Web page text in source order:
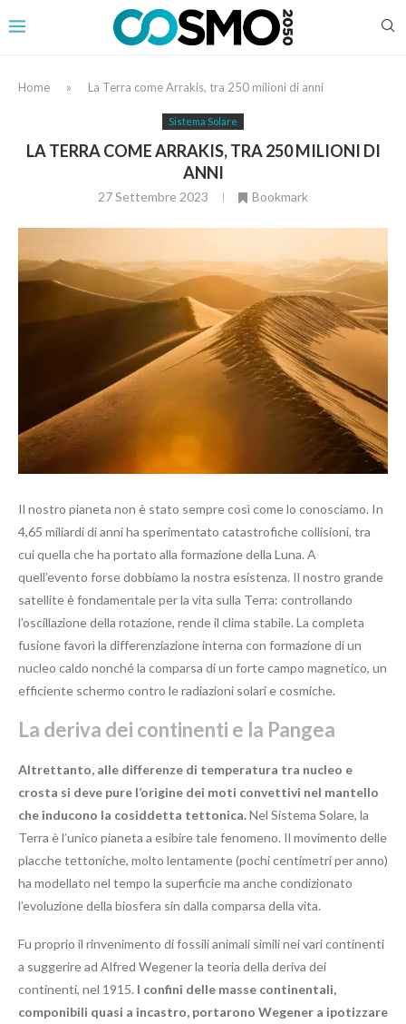
Home » La Terra come Arrakis, tra 250 milioni di anni
Sistema Solare
LA TERRA COME ARRAKIS, TRA 250 MILIONI DI
ANNI
27 Settembre 2023 Bookmark
Il nostro pianeta non è stato sempre così come lo conosciamo. In
4,65 miliardi di anni ha sperimentato catastrofiche collisioni, tra
cui quella che ha portato alla formazione della Luna. A
quell’evento forse dobbiamo la nostra esistenza. Il nostro grande
satellite è fondamentale per la vita sulla Terra: controllando
l’oscillazione della rotazione, rende il clima stabile. La completa
fusione favorì la differenziazione interna con formazione di un
nucleo caldo nonché la comparsa di un forte campo magnetico, un
efficiente schermo contro le radiazioni solari e cosmiche.
La deriva dei continenti e la Pangea
Altrettanto, alle differenze di temperatura tra nucleo e
crosta si deve pure l’origine dei moti convettivi nel mantello
che inducono la cosiddetta tettonica.Nel Sistema Solare, la
Terra è l’unico pianeta a esibire tale fenomeno. Il movimento delle
placche tettoniche, molto lentamente (pochi centimetri per anno)
ha modellato nel tempo la superficie ma anche condizionato
l’evoluzione della biosfera sin dalla comparsa della vita.
Fu proprio il rinvenimento di fossili animali simili nei vari continenti
a suggerire ad Alfred Wegener la teoria della deriva dei
continenti, nel 1915. I confini delle masse continentali,
componibili quasi a incastro, portarono Wegener a ipotizzare